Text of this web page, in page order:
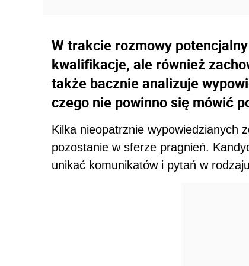
W trakcie rozmowy
kwalifikacje, ale również
także bacznie analizuje
czego nie powinno się mówić
Kilka nieopatrznie wypowiedzianych
pozostanie w sferze pragnień.
unikać komunikatów i pytań w